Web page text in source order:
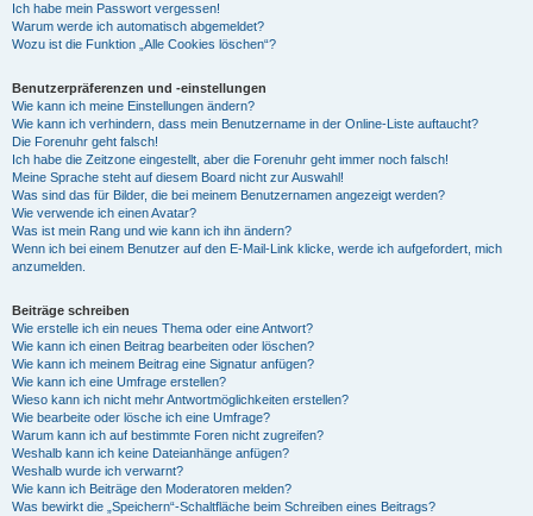
Ich habe mein Passwort vergessen!
Warum werde ich automatisch abgemeldet?
Wozu ist die Funktion „Alle Cookies löschen“?
Benutzerpräferenzen und -einstellungen
Wie kann ich meine Einstellungen ändern?
Wie kann ich verhindern, dass mein Benutzername in der Online-Liste auftaucht?
Die Forenuhr geht falsch!
Ich habe die Zeitzone eingestellt, aber die Forenuhr geht immer noch falsch!
Meine Sprache steht auf diesem Board nicht zur Auswahl!
Was sind das für Bilder, die bei meinem Benutzernamen angezeigt werden?
Wie verwende ich einen Avatar?
Was ist mein Rang und wie kann ich ihn ändern?
Wenn ich bei einem Benutzer auf den E-Mail-Link klicke, werde ich aufgefordert, mich
anzumelden.
Beiträge schreiben
Wie erstelle ich ein neues Thema oder eine Antwort?
Wie kann ich einen Beitrag bearbeiten oder löschen?
Wie kann ich meinem Beitrag eine Signatur anfügen?
Wie kann ich eine Umfrage erstellen?
Wieso kann ich nicht mehr Antwortmöglichkeiten erstellen?
Wie bearbeite oder lösche ich eine Umfrage?
Warum kann ich auf bestimmte Foren nicht zugreifen?
Weshalb kann ich keine Dateianhänge anfügen?
Weshalb wurde ich verwarnt?
Wie kann ich Beiträge den Moderatoren melden?
Was bewirkt die „Speichern“-Schaltfläche beim Schreiben eines Beitrags?